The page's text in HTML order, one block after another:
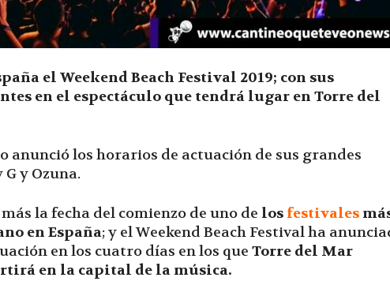
|
el Weekend Beach Festival 2019; con sus
en el espectáculo que tendrá lugar en Torre del
anunció los horarios de actuación de sus grandes
y Ozuna.
más la fecha del comienzo de uno de los festivales
en España; y el Weekend Beach Festival ha
en los cuatro días en los que Torre del Mar
en la capital de la música.